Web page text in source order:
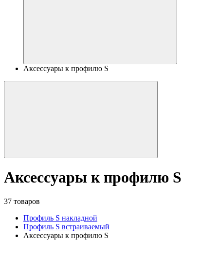
Аксессуары к профилю S
Аксессуары к профилю S
37 товаров
Профиль S накладной
Профиль S встраиваемый
Аксессуары к профилю S